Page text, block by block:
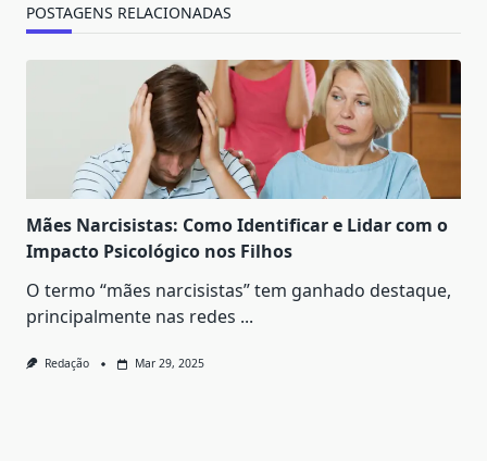
POSTAGENS RELACIONADAS
Mães Narcisistas: Como Identificar e Lidar com o
Impacto Psicológico nos Filhos
O termo “mães narcisistas” tem ganhado destaque,
principalmente nas redes ...
Redação Mar 29, 2025